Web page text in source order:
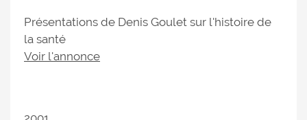
Présentations de Denis Goulet sur l'histoire de
la santé
Voir l'annonce